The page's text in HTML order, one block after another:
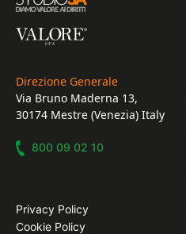
Direzione Generale
Via Bruno Maderna 13,
30174 Mestre (Venezia) Italy
800 09 02 10
Privacy Policy
Cookie Policy